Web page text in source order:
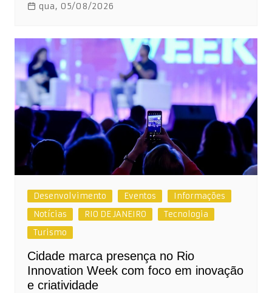
qua, 05/08/2026
Desenvolvimento Eventos
Informações
Notícias
RIO DE JANEIRO
Tecnologia
Turismo
Cidade marca presença no Rio
Innovation Week com foco em inovação
e criatividade